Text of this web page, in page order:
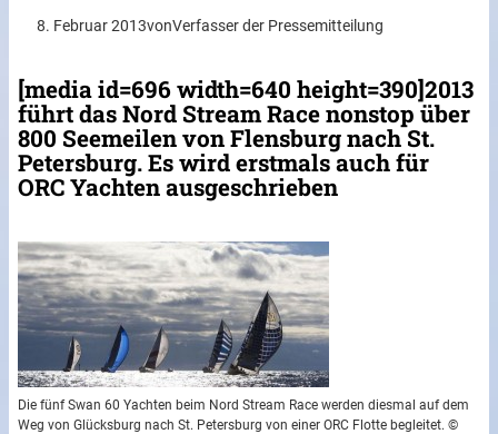
8. Februar 2013vonVerfasser der Pressemitteilung
[media id=696 width=640 height=390]2013
führt das Nord Stream Race nonstop über
800 Seemeilen von Flensburg nach St.
Petersburg. Es wird erstmals auch für
ORC Yachten ausgeschrieben
Die fünf Swan 60 Yachten beim Nord Stream Race werden diesmal auf dem
Weg von Glücksburg nach St. Petersburg von einer ORC Flotte begleitet. ©